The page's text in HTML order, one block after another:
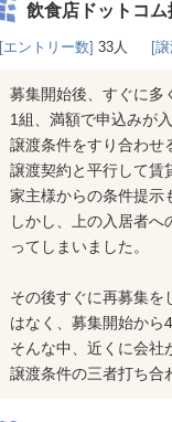
飲食店ドットコ
[エントリー数] 33人 [
募集開始後、すぐに多
1組、満額で申込みが
譲渡条件をすり合わせ
譲渡契約と平行して賃
家主様からの条件提示
しかし、上の入居者
ってしまいました。
その後すぐに再募集を
はなく、募集開始から
そんな中、近くに会社
譲渡条件の三者打ち合